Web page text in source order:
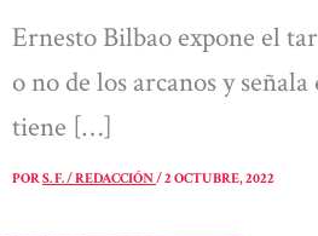
Ernesto Bilbao expone el
o no de los arcanos y
tiene […]
PORS. F. / REDACCIÓN/2 OCTUBRE, 2022